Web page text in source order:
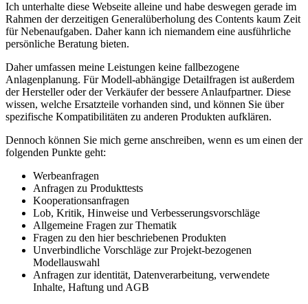
Ich unterhalte diese Webseite alleine und habe deswegen gerade im
Rahmen der derzeitigen Generalüberholung des Contents kaum Zeit
für Nebenaufgaben. Daher kann ich niemandem eine ausführliche
persönliche Beratung bieten.
Daher umfassen meine Leistungen keine fallbezogene
Anlagenplanung. Für Modell-abhängige Detailfragen ist außerdem
der Hersteller oder der Verkäufer der bessere Anlaufpartner. Diese
wissen, welche Ersatzteile vorhanden sind, und können Sie über
spezifische Kompatibilitäten zu anderen Produkten aufklären.
Dennoch können Sie mich gerne anschreiben, wenn es um einen der
folgenden Punkte geht:
Werbeanfragen
Anfragen zu Produkttests
Kooperationsanfragen
Lob, Kritik, Hinweise und Verbesserungsvorschläge
Allgemeine Fragen zur Thematik
Fragen zu den hier beschriebenen Produkten
Unverbindliche Vorschläge zur Projekt-bezogenen
Modellauswahl
Anfragen zur identität, Datenverarbeitung, verwendete
Inhalte, Haftung und AGB